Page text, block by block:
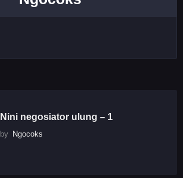
Nini negosiator ulung – 1
by Ngocoks